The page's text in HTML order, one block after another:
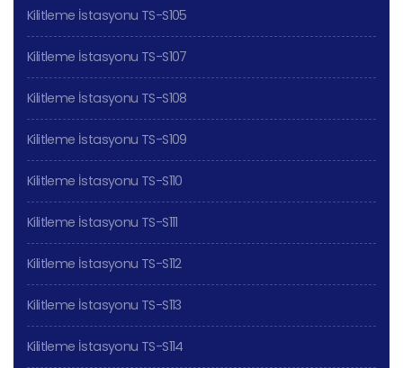
Kilitleme İstasyonu TS-S105
Kilitleme İstasyonu TS-S107
Kilitleme İstasyonu TS-S108
Kilitleme İstasyonu TS-S109
Kilitleme İstasyonu TS-S110
Kilitleme İstasyonu TS-S111
Kilitleme İstasyonu TS-S112
Kilitleme İstasyonu TS-S113
Kilitleme İstasyonu TS-S114